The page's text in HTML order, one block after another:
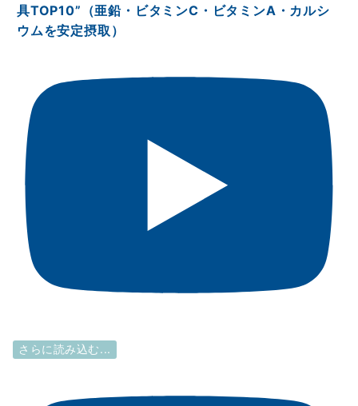
具TOP10”（亜鉛・ビタミンⅭ・ビタミンA・カルシ
ウムを安定摂取）
さらに読み込む...